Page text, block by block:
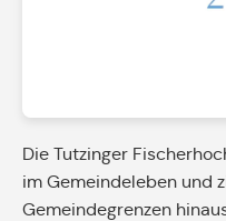
Die Tutzinger
im Gemeindeleben und
Gemeindegrenzen